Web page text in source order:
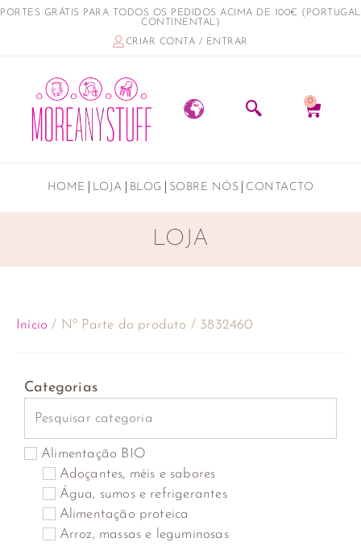
PORTES GRÁTIS PARA TODOS OS PEDIDOS ACIMA DE 100€ (PORTUGAL
CONTINENTAL)
CRIAR CONTA / ENTRAR
0
HOME LOJA BLOG SOBRE NÓS CONTACTO
LOJA
Início / Nº Parte do produto / 3832460
Categorias
Alimentação BIO
Adoçantes, méis e sabores
Água, sumos e refrigerantes
Alimentação proteica
Arroz, massas e leguminosas